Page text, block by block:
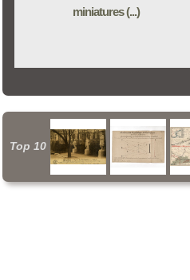
miniatures (...)
Top 10